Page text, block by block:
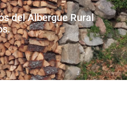
del Albergue Rural